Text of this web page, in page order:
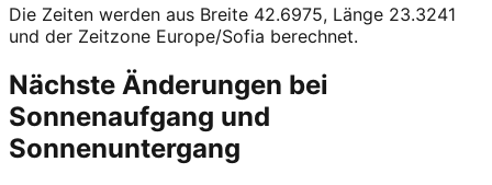
Die Zeiten werden aus Breite 42.6975, Länge 23.3241
und der Zeitzone Europe/Sofia berechnet.
Nächste Änderungen bei
Sonnenaufgang und
Sonnenuntergang